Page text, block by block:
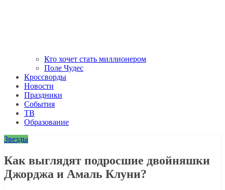
Кто хочет стать миллионером
Поле Чудес
Кроссворды
Новости
Праздники
События
ТВ
Образование
Звезды
Как выглядят подросшие двойняшки
Джорджа и Амаль Клуни?